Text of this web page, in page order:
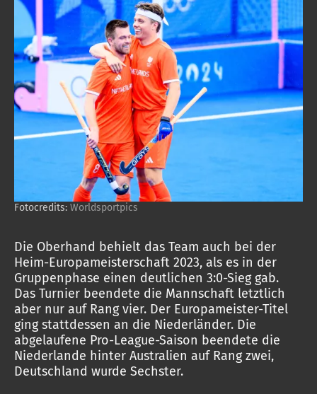
Fotocredits: Worldsportpics
Die Oberhand behielt das Team auch bei der
Heim-Europameisterschaft 2023, als es in der
Gruppenphase einen deutlichen 3:0-Sieg gab.
Das Turnier beendete die Mannschaft letztlich
aber nur auf Rang vier. Der Europameister-Titel
ging stattdessen an die Niederländer. Die
abgelaufene Pro-League-Saison beendete die
Niederlande hinter Australien auf Rang zwei,
Deutschland wurde Sechster.